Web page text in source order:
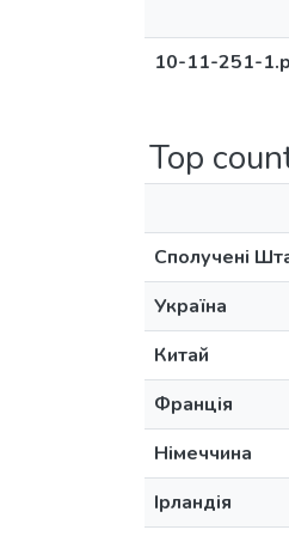
10-11-251-
Top
Сполучені
Україна
Китай
Франція
Німеччина
Ірландія